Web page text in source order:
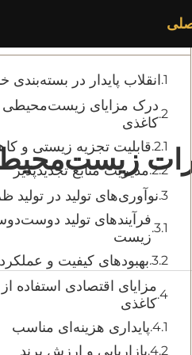
فهرست مطالب
انقلاب پایدار در
درک مزایای زیست‌محیطی
کاغذی
قابلیت تجزیه زیستی و
مدیریت منابع تجدیدپذیر
نوآوری‌های تولید در
فرآیندهای تولید
زیست
بهبودهای کیفیت و عملکرد
مزایای اقتصادی استفاده
کاغذی
پایداری هزینه‌ای مناسب
بازاریابی و ارزش برند